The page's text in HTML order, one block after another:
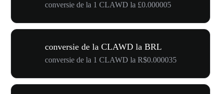
conversie de la 1 CLAWD la £0.000005
conversie de la CLAWD la BRL
conversie de la 1 CLAWD la R$0.000035